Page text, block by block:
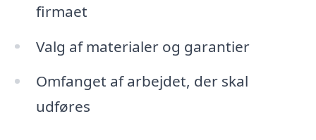
firmaet
Valg af materialer og garantier
Omfanget af arbejdet, der skal
udføres